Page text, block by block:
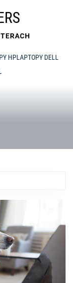
HPLAPTOPY DELL